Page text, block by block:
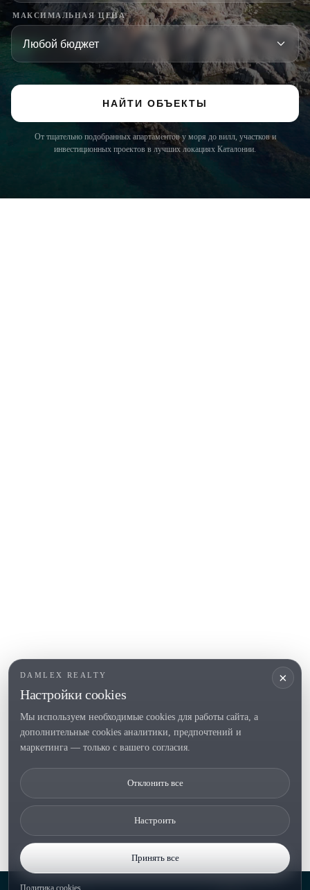
×
DAMLEX REALTY
Настройки cookies
Мы используем необходимые cookies для работы сайта, а
дополнительные cookies аналитики, предпочтений и
маркетинга — только с вашего согласия.
Отклонить все
Настроить
Принять все
Политика cookies
МАКСИМАЛЬНАЯ ЦЕНА
НАЙТИ ОБЪЕКТЫ
От тщательно подобранных апартаментов у моря до вилл, участков и
инвестиционных проектов в лучших локациях Каталонии.
Новое строительство
Tel. (+34) 935 434 367
Политика конфиденциальностиCookie preferences